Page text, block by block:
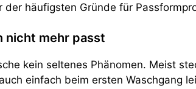
häufigsten Gründe für
nicht mehr passt
kein seltenes Phänomen. Meist
einfach beim ersten Waschgang